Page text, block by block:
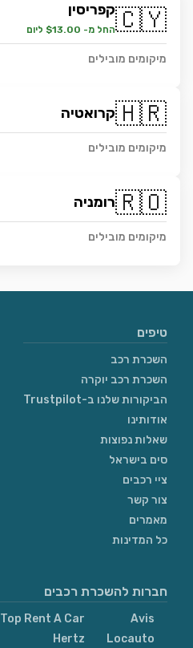
🇨🇾קפריסין
החל מ- $13.00 ליום
מיקומים מובילים
🇭🇷קרואטיה
מיקומים מובילים
🇷🇴רומניה
מיקומים מובילים
טיפים
השכרת רכב
השכרת רכב יוקרה
הביקורות שלנו ב-Trustpilot
אודותינו
שאלות נפוצות
סים בישראל
ציי רכבים
צור קשר
מאמרים
כל המדינות
חברות להשכרת רכבים
Avis
Locauto
Top Rent A Car
Hertz